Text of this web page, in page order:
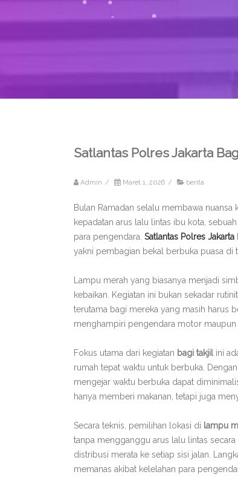
Satlantas Polres Jakarta
Admin / Maret 1, 2026 / berita
Bulan Ramadan selalu membawa
kepadatan arus lalu lintas ibu kota,
para pengendara. Satlantas Polres Jakarta
yakni pembagian bekal berbuka puasa di
Lampu merah yang biasanya menjadi
kebaikan. Kegiatan ini bukan sekadar
terutama bagi mereka yang masih harus
menghampiri pengendara motor
Fokus utama dari kegiatan bagi takjil ini
rumah tepat waktu untuk berbuka.
mengejar waktu berbuka dapat
hanya memberi makanan, tetapi juga
Secara teknis, pemilihan lokasi di lampu
tanpa mengganggu arus lalu lintas
distribusi merata ke setiap sisi jalan.
memanas akibat kelelahan para